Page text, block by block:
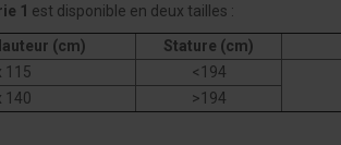
1 est disponible en deux tailles :
(cm)
Stature (cm)
115
<194
140
>194